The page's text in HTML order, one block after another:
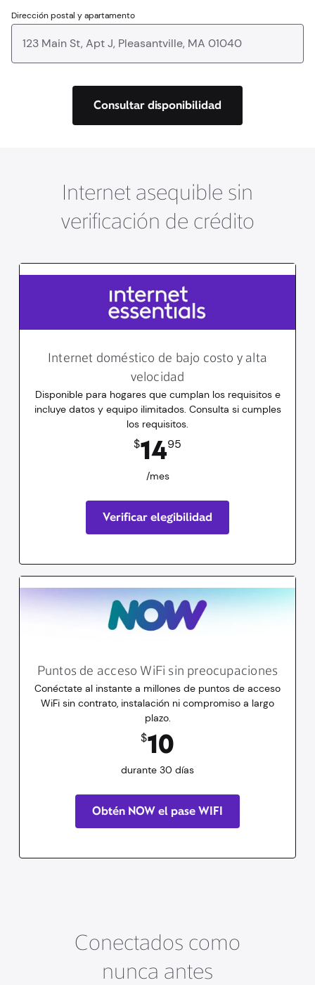
Dirección postal y apartamento
Consultar disponibilidad
Internet asequible sin
verificación de crédito
Internet doméstico de bajo costo y alta
velocidad
Disponible para hogares que cumplan los requisitos e
incluye datos y equipo ilimitados. Consulta si cumples
los requisitos.
$1495
/mes
Verificar elegibilidad
Puntos de acceso WiFi sin preocupaciones
Conéctate al instante a millones de puntos de acceso
WiFi sin contrato, instalación ni compromiso a largo
plazo.
durante 30 días
$10
durante 30 días
Obtén NOW el pase WIFI
Conectados como
nunca antes